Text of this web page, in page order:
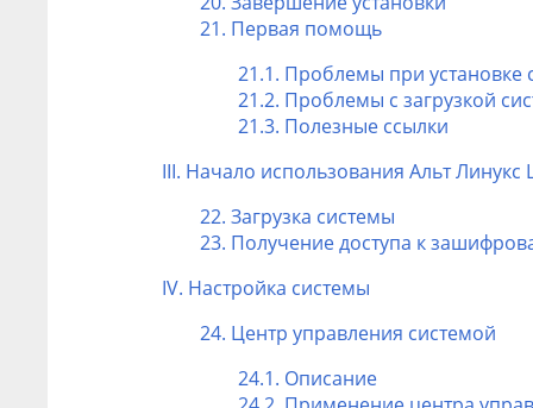
21. Первая помощь
21.1. Проблемы при установке
21.2. Проблемы с загрузкой
21.3. Полезные ссылки
III. Начало использования Альт
22. Загрузка системы
23. Получение доступа к
IV. Настройка системы
24. Центр управления системой
24.1. Описание